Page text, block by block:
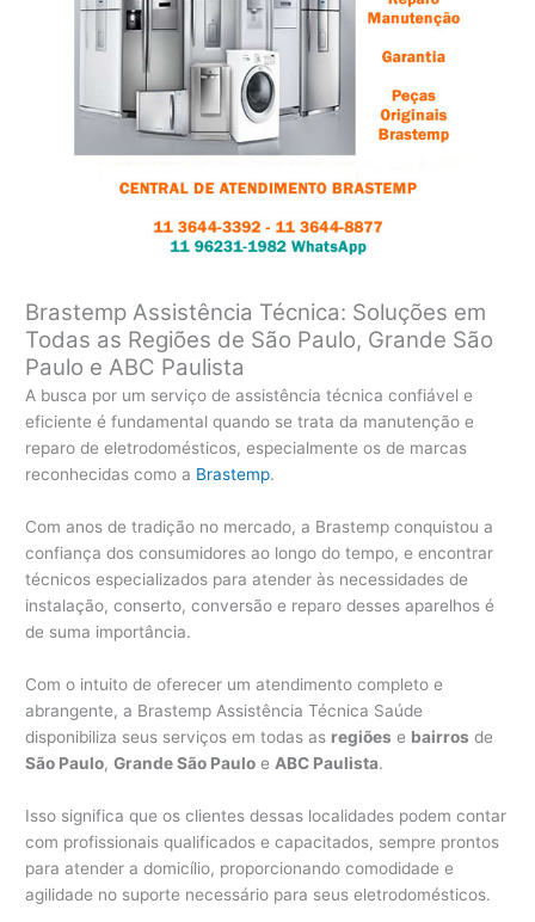
Brastemp Assistência Técnica: Soluções em
Todas as Regiões de São Paulo, Grande São
Paulo e ABC Paulista
A busca por um serviço de assistência técnica confiável e
eficiente é fundamental quando se trata da manutenção e
reparo de eletrodomésticos, especialmente os de marcas
reconhecidas como a Brastemp.
Com anos de tradição no mercado, a Brastemp conquistou a
confiança dos consumidores ao longo do tempo, e encontrar
técnicos especializados para atender às necessidades de
instalação, conserto, conversão e reparo desses aparelhos é
de suma importância.
Com o intuito de oferecer um atendimento completo e
abrangente, a Brastemp Assistência Técnica Saúde
disponibiliza seus serviços em todas as regiões e bairros de
São Paulo,Grande São Paulo e ABC Paulista.
Isso significa que os clientes dessas localidades podem contar
com profissionais qualificados e capacitados, sempre prontos
para atender a domicílio, proporcionando comodidade e
agilidade no suporte necessário para seus eletrodomésticos.